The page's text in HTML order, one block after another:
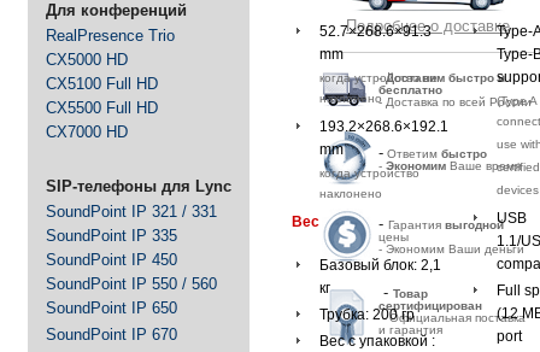
Для конференций
RealPresence Trio
CX5000 HD
CX5100 Full HD
CX5500 Full HD
CX7000 HD
SIP-телефоны для Lync
SoundPoint IP 321 / 331
SoundPoint IP 335
SoundPoint IP 450
SoundPoint IP 550 / 560
SoundPoint IP 650
SoundPoint IP 670
Подробнее о доставке
-Доставим быстро и
бесплатно
- Доставка по всей России
- Ответим быстро
- Экономим Ваше время
- Гарантия выгодной
цены
- Экономим Ваши деньги
- Товар
сертифицирован
- Официальная поставка
и гарантия
52.7×268.6×91.3
mm
когда устройство не
наклонено
193.2×268.6×192.1
mm
когда устройство
наклонено
Вес
Базовый блок: 2,1
кг
Трубка: 200 гр
Вес с упаковкой :
Type-
Type-
(Type A
use
USB
1.1/
Full
(12
port